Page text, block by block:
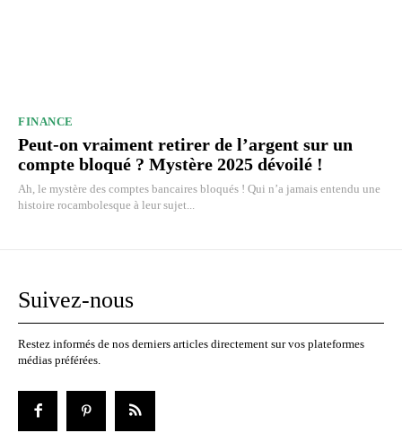
FINANCE
Peut-on vraiment retirer de l’argent sur un
compte bloqué ? Mystère 2025 dévoilé !
Ah, le mystère des comptes bancaires bloqués ! Qui n’a jamais entendu une
histoire rocambolesque à leur sujet...
Suivez-nous
Restez informés de nos derniers articles directement sur vos plateformes
médias préférées.